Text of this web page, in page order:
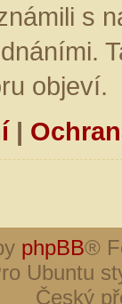
s
objeví.
|
phpBB®
Ubuntu
Český